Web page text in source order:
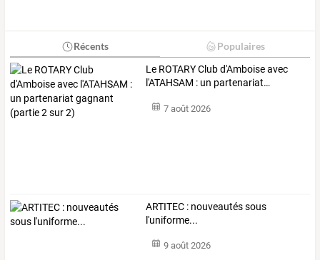
Récents Populaires
Le ROTARYClubd'Amboiseavec
l'ATAHSAM : un partenariat…
7 août 2026
ARTITEC : nouveautés sous
l'uniforme...
9 août 2026